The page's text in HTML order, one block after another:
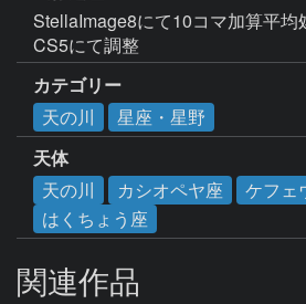
StellaImage8にて10コマ加算平均
CS5にて調整
カテゴリー
天の川
星座・星野
天体
天の川
カシオペヤ座
ケフェ
はくちょう座
関連作品